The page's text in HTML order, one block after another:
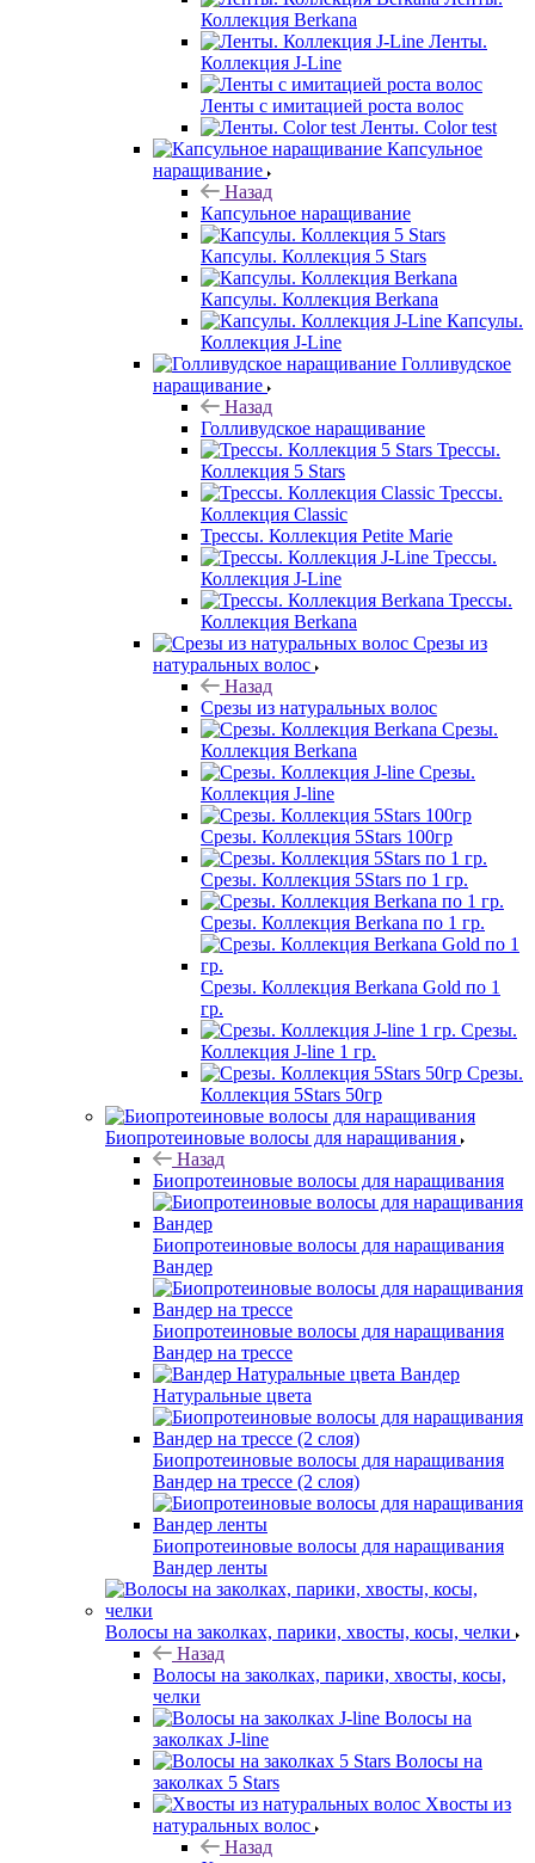
Коллекция Berkana
Ленты.
Коллекция J-Line
Ленты с имитацией роста волос
Ленты. Color test
Капсульное
наращивание
Назад
Капсульное наращивание
Капсулы. Коллекция 5 Stars
Капсулы. Коллекция Berkana
Капсулы.
Коллекция J-Line
Голливудское
наращивание
Назад
Голливудское наращивание
Трессы.
Коллекция 5 Stars
Трессы.
Коллекция Classic
Трессы. Коллекция Petite Marie
Трессы.
Коллекция J-Line
Трессы.
Коллекция Berkana
Срезы из
натуральных волос
Назад
Срезы из натуральных волос
Срезы.
Коллекция Berkana
Срезы.
Коллекция J-line
Срезы. Коллекция 5Stars 100гр
Срезы. Коллекция 5Stars по 1 гр.
Срезы. Коллекция Berkana по 1 гр.
Срезы. Коллекция Berkana Gold по 1
гр.
Срезы.
Коллекция J-line 1 гр.
Срезы.
Коллекция 5Stars 50гр
Биопротеиновые волосы для наращивания
Назад
Биопротеиновые волосы для наращивания
Биопротеиновые волосы для наращивания
Вандер
Биопротеиновые волосы для наращивания
Вандер на трессе
Вандер
Натуральные цвета
Биопротеиновые волосы для наращивания
Вандер на трессе (2 слоя)
Биопротеиновые волосы для наращивания
Вандер ленты
Волосы на заколках, парики, хвосты, косы, челки
Назад
Волосы на заколках, парики, хвосты, косы,
челки
Волосы на
заколках J-line
Волосы на
заколках 5 Stars
Хвосты из
натуральных волос
Назад